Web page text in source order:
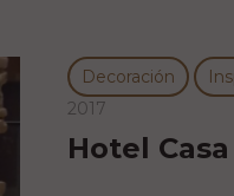
Decoración
2017
Hotel